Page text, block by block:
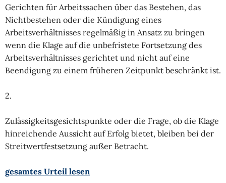
Gerichten für Arbeitssachen über das Bestehen, das
Nichtbestehen oder die Kündigung eines
Arbeitsverhältnisses regelmäßig in Ansatz zu bringen
wenn die Klage auf die unbefristete Fortsetzung des
Arbeitsverhältnisses gerichtet und nicht auf eine
Beendigung zu einem früheren Zeitpunkt beschränkt ist.
2.
Zulässigkeitsgesichtspunkte oder die Frage, ob die Klage
hinreichende Aussicht auf Erfolg bietet, bleiben bei der
Streitwertfestsetzung außer Betracht.
gesamtes Urteil lesen